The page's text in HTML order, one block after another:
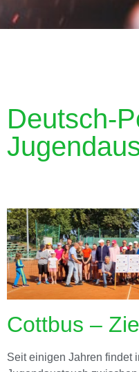
Deutsch-
Cottbus –
Seit einigen Jahren findet